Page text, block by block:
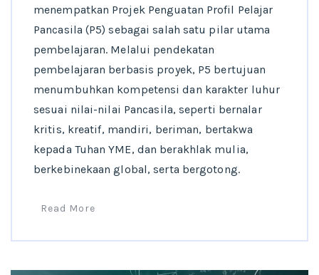
menempatkan Projek Penguatan Profil Pelajar
Pancasila (P5) sebagai salah satu pilar utama
pembelajaran. Melalui pendekatan
pembelajaran berbasis proyek, P5 bertujuan
menumbuhkan kompetensi dan karakter luhur
sesuai nilai-nilai Pancasila, seperti bernalar
kritis, kreatif, mandiri, beriman, bertakwa
kepada Tuhan YME, dan berakhlak mulia,
berkebinekaan global, serta bergotong.
Read More